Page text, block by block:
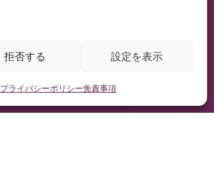
拒否する 設定を表示
プライバシーポリシー免責事項